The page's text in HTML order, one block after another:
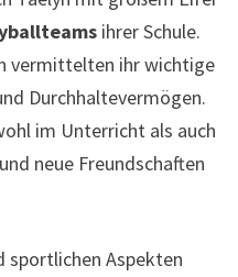
ihrer Schule.
vermittelten ihr wichtige
Durchhaltevermögen.
im Unterricht als auch
neue Freundschaften
sportlichen Aspekten